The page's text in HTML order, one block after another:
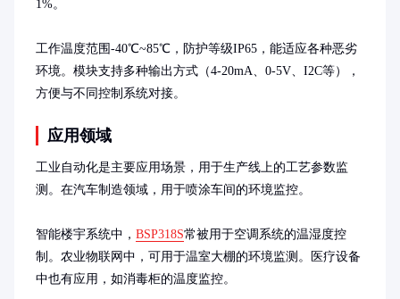
1%。
工作温度范围-40℃~85℃，防护等级IP65，能适应各种恶劣
环境。模块支持多种输出方式（4-20mA、0-5V、I2C等），
方便与不同控制系统对接。
应用领域
工业自动化是主要应用场景，用于生产线上的工艺参数监
测。在汽车制造领域，用于喷涂车间的环境监控。
智能楼宇系统中， BSP318S常被用于空调系统的温湿度控
制。农业物联网中，可用于温室大棚的环境监测。医疗设备
中也有应用，如消毒柜的温度监控。